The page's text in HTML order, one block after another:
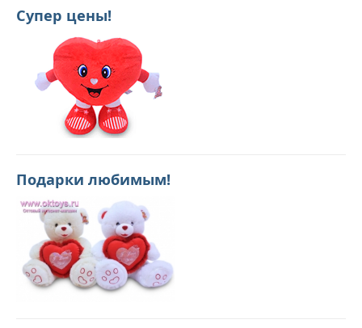
Супер цены!
Подарки любимым!